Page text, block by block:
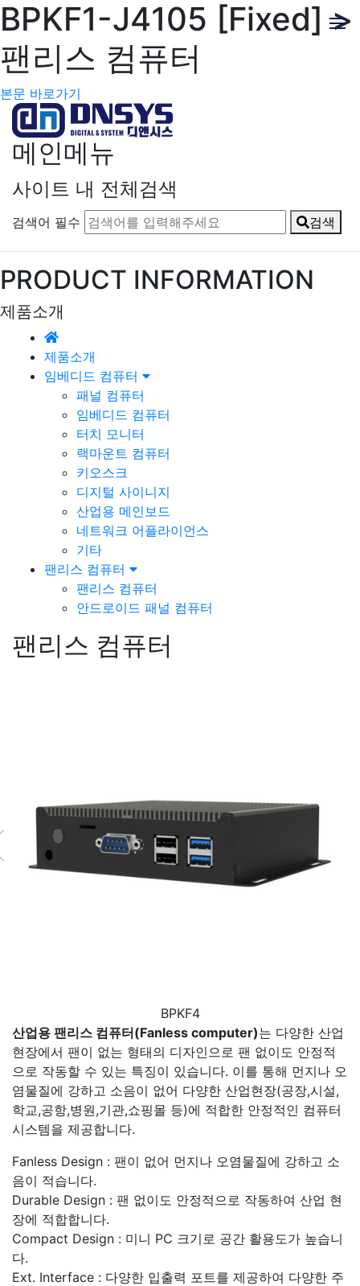
BPKF1-J4105 [Fixed] >
팬리스 컴퓨터
본문 바로가기
메인메뉴
사이트 내 전체검색
검색어 필수 검색
PRODUCT INFORMATION
제품소개
제품소개
임베디드 컴퓨터
패널 컴퓨터
임베디드 컴퓨터
터치 모니터
랙마운트 컴퓨터
키오스크
디지털 사이니지
산업용 메인보드
네트워크 어플라이언스
기타
팬리스 컴퓨터
팬리스 컴퓨터
안드로이드 패널 컴퓨터
팬리스 컴퓨터
BPKF4
산업용 팬리스 컴퓨터(Fanless computer)는 다양한 산업
현장에서 팬이 없는 형태의 디자인으로 팬 없이도 안정적
으로 작동할 수 있는 특징이 있습니다. 이를 통해 먼지나 오
염물질에 강하고 소음이 없어 다양한 산업현장(공장,시설,
학교,공항,병원,기관,쇼핑몰 등)에 적합한 안정적인 컴퓨터
시스템을 제공합니다.
Fanless Design : 팬이 없어 먼지나 오염물질에 강하고 소
음이 적습니다.
Durable Design : 팬 없이도 안정적으로 작동하여 산업 현
장에 적합합니다.
Compact Design : 미니 PC 크기로 공간 활용도가 높습니
다.
Ext. Interface : 다양한 입출력 포트를 제공하여 다양한 주